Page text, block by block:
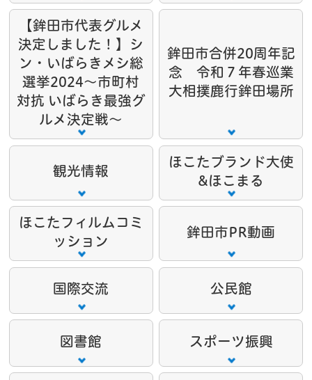
【鉾田市代表グルメ
決定しました！】シ
ン・いばらきメシ総
選挙2024～市町村
対抗 いばらき最強グ
ルメ決定戦～
鉾田市合併20周年記
念 令和７年春巡業
大相撲鹿行鉾田場所
観光情報
ほこたブランド大使
&ほこまる
ほこたフィルムコミ
ッション
鉾田市PR動画
国際交流 公民館
図書館 スポーツ振興